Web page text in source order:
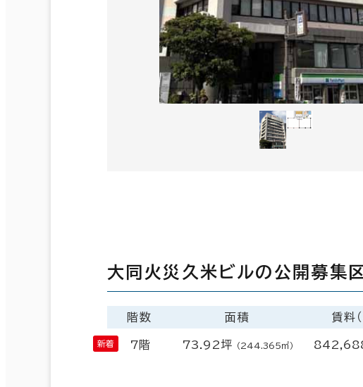
大同火災久米ビルの公開募集
階数 面積 賃料
7階 73.92坪 （244.365㎡）